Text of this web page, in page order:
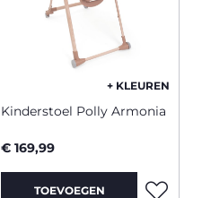
+ KLEUREN
Kinderstoel Polly Armonia
€ 169,99
TOEVOEGEN